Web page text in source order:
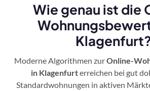
Wie genau ist die
Moderne Algorithmen zurOnline-
in Klagenfurterreichen bei gut
Standardwohnungen in aktiven